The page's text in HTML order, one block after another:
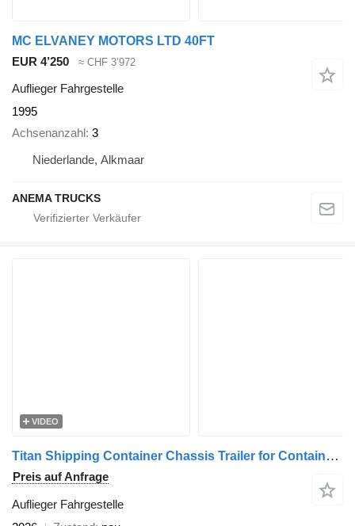
MC ELVANEY MOTORS LTD 40FT
EUR 4’250
≈ CHF 3’972
Auflieger Fahrgestelle
1995
Achsenanzahl 3
Niederlande, Alkmaar
ANEMA TRUCKS
VIDEO
Titan Shipping Container Chassis Trailer for Container Transport
Preis auf Anfrage
Auflieger Fahrgestelle